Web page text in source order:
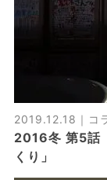
2019.12.18｜ コ
2016冬 第5話
くり」